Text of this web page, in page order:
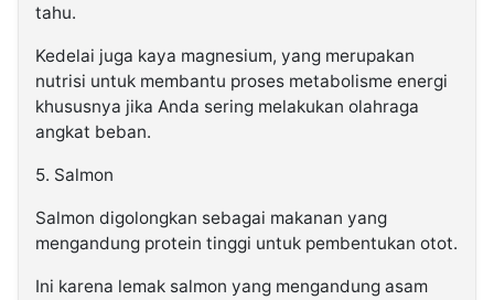
tahu.
Kedelai juga kaya magnesium, yang merupakan
nutrisi untuk membantu proses metabolisme energi
khususnya jika Anda sering melakukan olahraga
angkat beban.
5. Salmon
Salmon digolongkan sebagai makanan yang
mengandung protein tinggi untuk pembentukan otot.
Ini karena lemak salmon yang mengandung asam